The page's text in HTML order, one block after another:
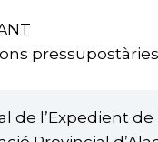
de l’Expedient